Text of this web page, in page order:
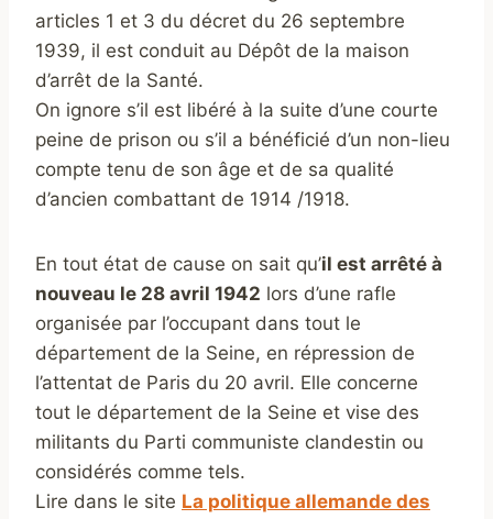
articles 1 et 3 du décret du 26 septembre
1939, il est conduit au Dépôt de la maison
d’arrêt de la Santé.
On ignore s’il est libéré à la suite d’une courte
peine de prison ou s’il a bénéficié d’un non-lieu
compte tenu de son âge et de sa qualité
d’ancien combattant de 1914 /1918.
En tout état de cause on sait qu’il est arrêté à
nouveau le 28 avril 1942 lors d’une rafle
organisée par l’occupant dans tout le
département de la Seine, en répression de
l’attentat de Paris du 20 avril. Elle concerne
tout le département de la Seine et vise des
militants du Parti communiste clandestin ou
considérés comme tels.
Lire dans le site La politique allemande des